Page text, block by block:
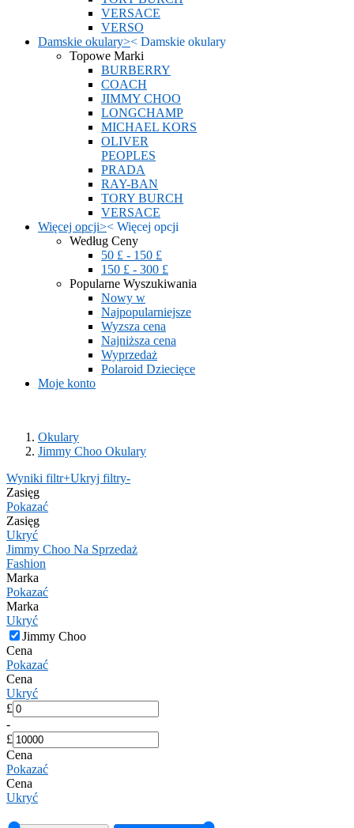
VERSACE
VERSO
Damskie okulary>< Damskie okulary
Topowe Marki
BURBERRY
COACH
JIMMY CHOO
LONGCHAMP
MICHAEL KORS
OLIVER
PEOPLES
PRADA
RAY-BAN
TORY BURCH
VERSACE
Więcej opcji>< Więcej opcji
Według Ceny
50 £ - 150 £
150 £ - 300 £
Popularne Wyszukiwania
Nowy w
Najpopularniejsze
Wyzsza cena
Najniższa cena
Wyprzedaż
Polaroid Dziecięce
Moje konto
Okulary
Jimmy Choo Okulary
Wyniki filtr+Ukryj filtry-
Zasięg
Pokazać
Zasięg
Ukryć
Jimmy Choo Na Sprzedaż
Fashion
Marka
Pokazać
Marka
Ukryć
Jimmy Choo
Cena
Pokazać
Cena
Ukryć
£
-
£
Cena
Pokazać
Cena
Ukryć